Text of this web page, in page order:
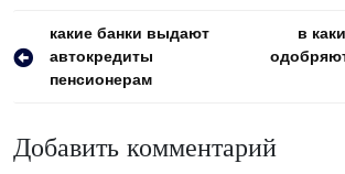
Навигация
по
какие банки выдают
автокредиты
пенсионерам
в
Добавить комментарий